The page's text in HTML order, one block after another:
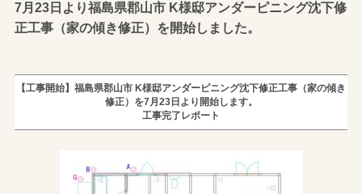
7月23日より福島県郡山市 K様邸アンダーピニング沈下修
正工事（家の傾き修正）を開始しました。
【工事開始】福島県郡山市 K様邸アンダーピニング沈下修正工事（家の傾き
修正）を7月23日より開始します。
工事完了レポート